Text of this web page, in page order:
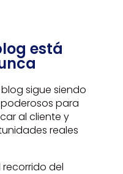
está
sigue siendo
para
al cliente y
reales
del